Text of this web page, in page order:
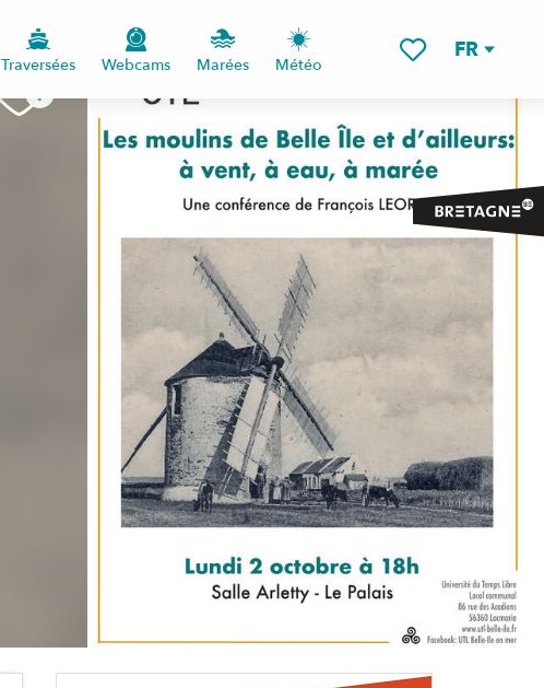
FR
Traversées Webcams Marées Météo